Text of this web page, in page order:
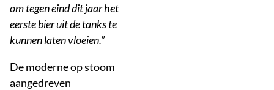
om tegen eind dit jaar het
eerste bier uit de tanks te
kunnen laten vloeien.”
De moderne op stoom
aangedreven